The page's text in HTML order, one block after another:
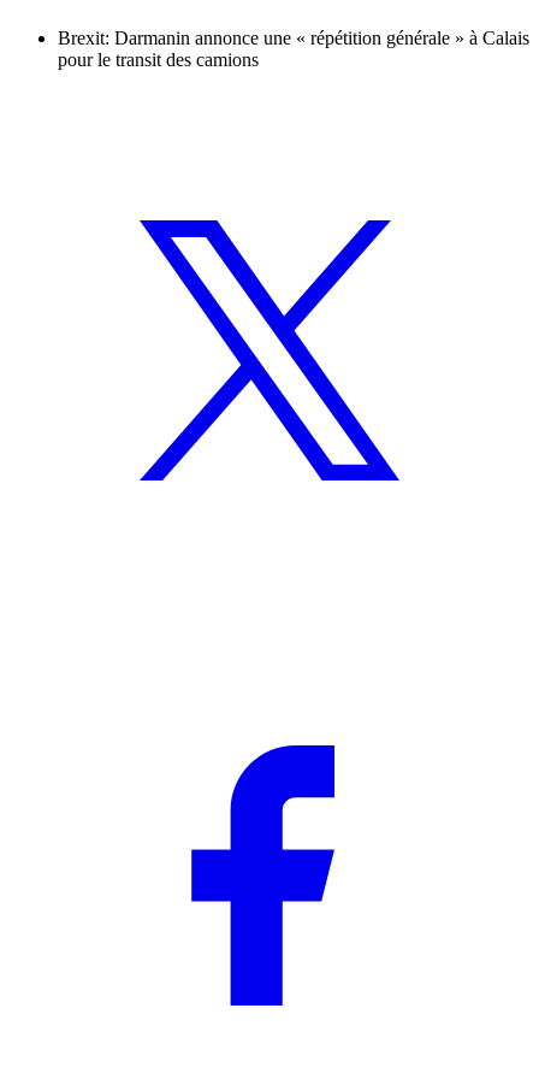
Brexit: Darmanin annonce une « répétition générale » à Calais
pour le transit des camions